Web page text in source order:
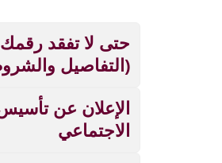
حتى لا تفقد
(التفاصيل
الإعلان عن
الاجتماعي